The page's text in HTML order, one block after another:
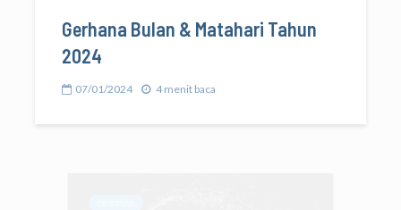
Gerhana Bulan & Matahari Tahun
2024
07/01/2024 4 menit baca